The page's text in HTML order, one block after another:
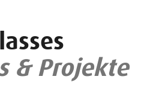
& Projekte